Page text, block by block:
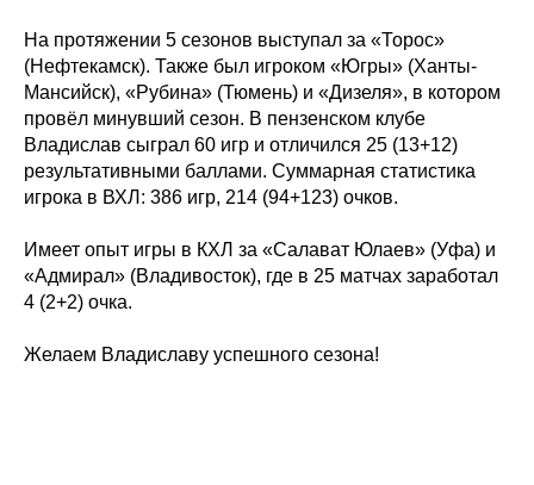
На протяжении 5 сезонов выступал за «Торос»
(Нефтекамск). Также был игроком «Югры» (Ханты-
Мансийск), «Рубина» (Тюмень) и «Дизеля», в котором
провёл минувший сезон. В пензенском клубе
Владислав сыграл 60 игр и отличился 25 (13+12)
результативными баллами. Суммарная статистика
игрока в ВХЛ: 386 игр, 214 (94+123) очков.
Имеет опыт игры в КХЛ за «Салават Юлаев» (Уфа) и
«Адмирал» (Владивосток), где в 25 матчах заработал
4 (2+2) очка.
Желаем Владиславу успешного сезона!